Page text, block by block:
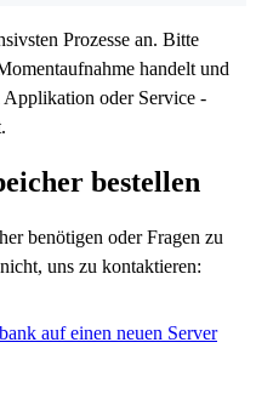
Prozesse an. Bitte
handelt und
Applikation oder Service -
bestellen
benötigen oder Fragen zu
uns zu kontaktieren:
auf einen neuen Server